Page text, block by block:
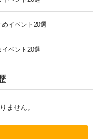
イベント20選
ベント20選
ません。